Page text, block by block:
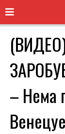
– Нема